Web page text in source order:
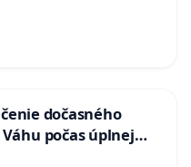
dočasného
počas úplnej